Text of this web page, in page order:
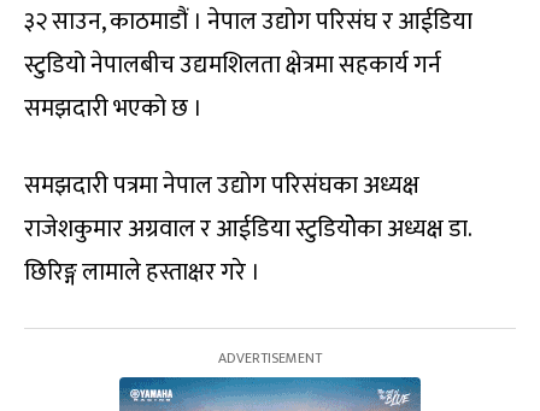
३२ साउन, काठमाडौं । नेपाल उद्योग परिसंघ र आईडिया
स्टुडियो नेपालबीच उद्यमशिलता क्षेत्रमा सहकार्य गर्न
समझदारी भएको छ ।
समझदारी पत्रमा नेपाल उद्योग परिसंघका अध्यक्ष
राजेशकुमार अग्रवाल र आईडिया स्टुडियोेका अध्यक्ष डा.
छिरिङ्ग लामाले हस्ताक्षर गरे ।